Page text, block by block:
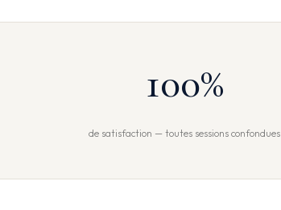
100%
de satisfaction — toutes sessions confondues